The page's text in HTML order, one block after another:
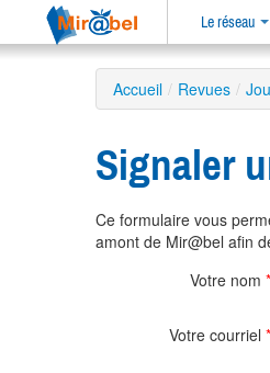
Le réseau
Accueil / Revues /
Signaler
Ce formulaire vous
amont de Mir@bel afin
Votre nom *
Votre courriel *